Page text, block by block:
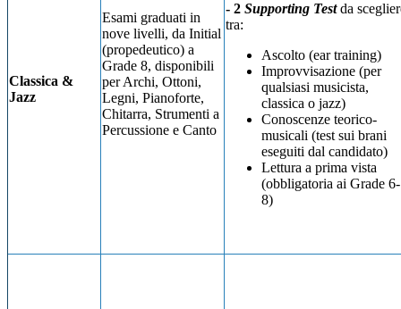
Classica &
Jazz
Esami graduati in
nove livelli, da Initial
(propedeutico) a
Grade 8, disponibili
per Archi, Ottoni,
Legni, Pianoforte,
Chitarra, Strumenti a
Percussione e Canto
- 2 Supporting Test da
tra:
Ascolto (ear training)
Improvvisazione (per
qualsiasi musicista,
classica o jazz)
Conoscenze teorico-
musicali (test sui brani
eseguiti dal candidato)
Lettura a prima vista
(obbligatoria ai Grade 6-
8)